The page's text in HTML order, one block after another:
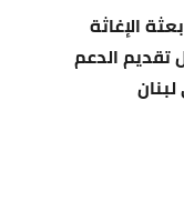
الإغاثة
تقديم الدعم